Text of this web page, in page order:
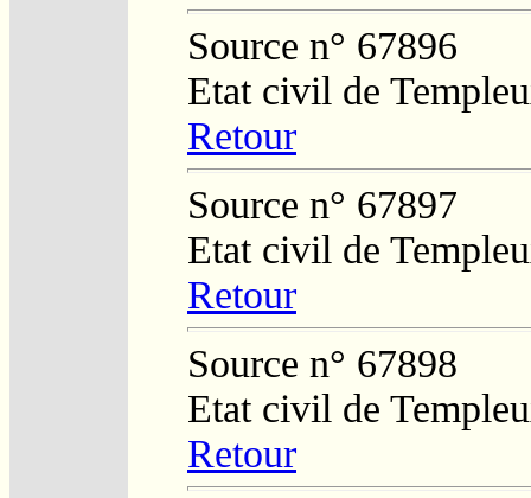
Source n° 67896
Etat civil de
Retour
Source n° 67897
Etat civil de
Retour
Source n° 67898
Etat civil de
Retour